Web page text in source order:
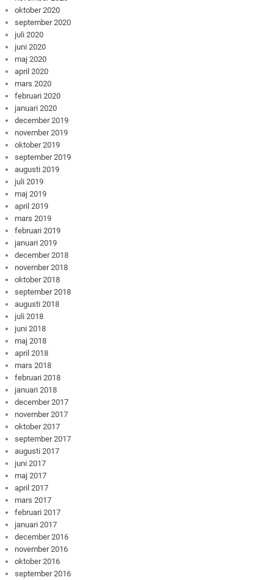
oktober 2020
september 2020
juli 2020
juni 2020
maj 2020
april 2020
mars 2020
februari 2020
januari 2020
december 2019
november 2019
oktober 2019
september 2019
augusti 2019
juli 2019
maj 2019
april 2019
mars 2019
februari 2019
januari 2019
december 2018
november 2018
oktober 2018
september 2018
augusti 2018
juli 2018
juni 2018
maj 2018
april 2018
mars 2018
februari 2018
januari 2018
december 2017
november 2017
oktober 2017
september 2017
augusti 2017
juni 2017
maj 2017
april 2017
mars 2017
februari 2017
januari 2017
december 2016
november 2016
oktober 2016
september 2016